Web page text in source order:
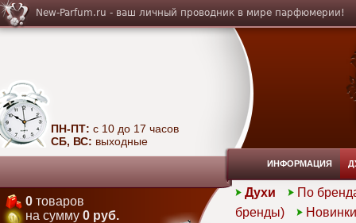
New-Parfum.ru - ваш личный проводник в мире парфюмерии!
ПН-ПТ: с 10 до 17 часов
СБ, ВС: выходные
ИНФОРМАЦИЯ
Духи
По
бренды)
Новинки
0 товаров
на сумму 0 руб.